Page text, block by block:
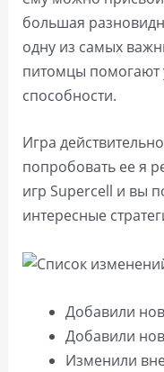
большая
одну из самых
питомцы помогают
способности.
Игра
попробовать ее я
игр Supercell и вы
интересные
Добавили
Добавили
Изменили